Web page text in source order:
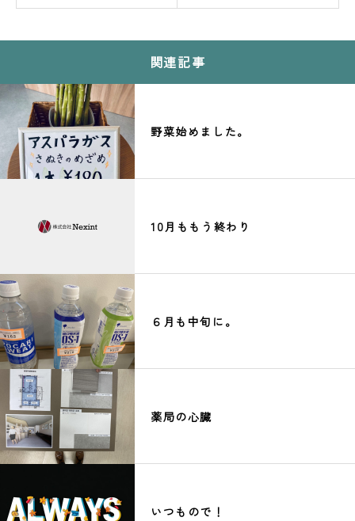
関連記事
野菜始めました。
10月ももう終わり
６月も中旬に。
薬局の心臓
いつもので！